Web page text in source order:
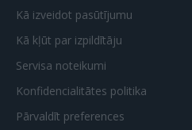
Kā izveidot pasūtījumu
Kā kļūt par izpildītāju
Servisa noteikumi
Konfidencialitātes politika
Pārvaldīt preferences